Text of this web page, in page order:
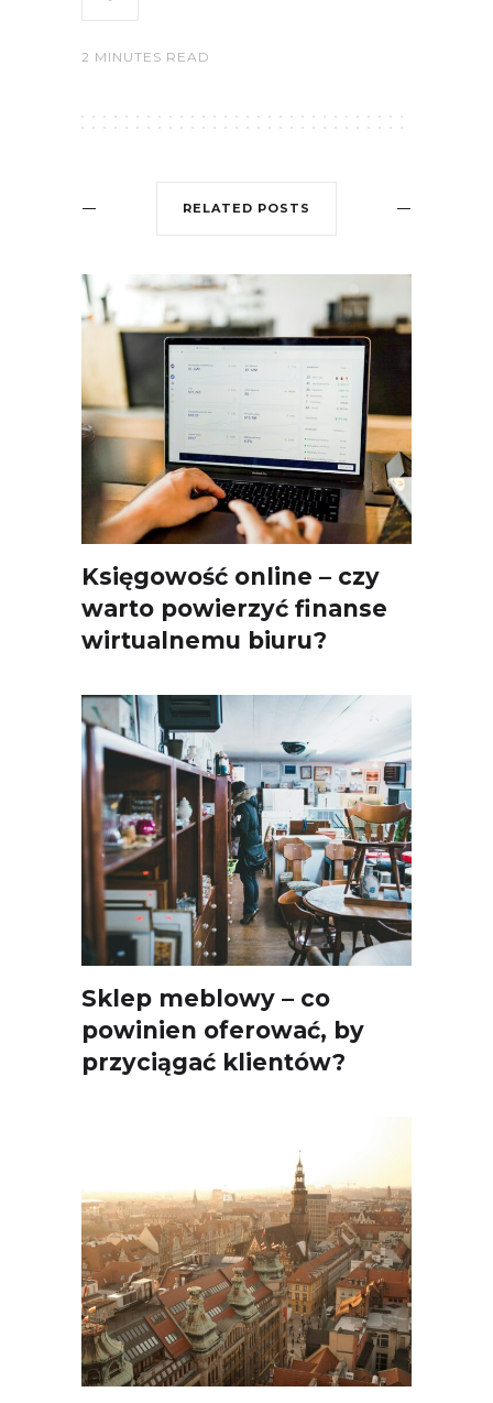
2 MINUTES READ
RELATED POSTS
Księgowość online – czy
warto powierzyć finanse
wirtualnemu biuru?
Sklep meblowy – co
powinien oferować, by
przyciągać klientów?